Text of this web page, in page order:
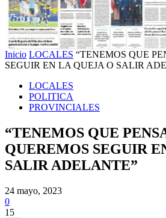
Inicio LOCALES “TENEMOS QUE
SEGUIR EN LA QUEJA O SALIR
LOCALES
POLITICA
PROVINCIALES
“TENEMOS QUE
QUEREMOS SEGUIR
SALIR ADELANTE”
24 mayo, 2023
0
15